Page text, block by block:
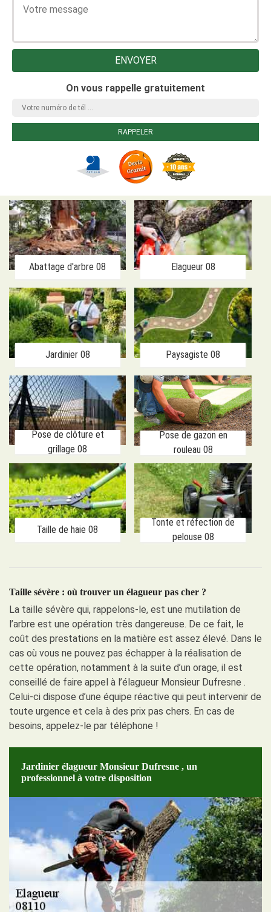
On vous rappelle gratuitement
Abattage d'arbre 08 Elagueur 08
Jardinier 08 Paysagiste 08
Pose de clôture et
grillage 08
Pose de gazon en
rouleau 08
Taille de haie 08
Tonte et réfection de
pelouse 08
Taille sévère : où trouver un élagueur pas cher ?
La taille sévère qui, rappelons-le, est une mutilation de
l’arbre est une opération très dangereuse. De ce fait, le
coût des prestations en la matière est assez élevé. Dans le
cas où vous ne pouvez pas échapper à la réalisation de
cette opération, notamment à la suite d’un orage, il est
conseillé de faire appel à l’élagueur Monsieur Dufresne .
Celui-ci dispose d’une équipe réactive qui peut intervenir de
toute urgence et cela à des prix pas chers. En cas de
besoins, appelez-le par téléphone !
Jardinier élagueur Monsieur Dufresne , un
professionnel à votre disposition